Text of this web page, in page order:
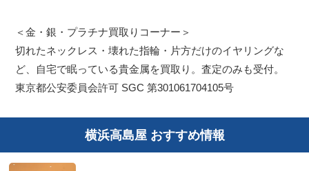
＜金・銀・プラチナ買取りコーナー＞
切れたネックレス・壊れた指輪・片方だけのイヤリングな
ど、自宅で眠っている貴金属を買取り。査定のみも受付。
東京都公安委員会許可 SGC 第301061704105号
横浜高島屋 おすすめ情報